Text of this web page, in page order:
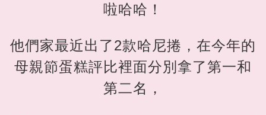
啦哈哈！
他們家最近出了2款哈尼捲，在今年的
母親節蛋糕評比裡面分別拿了第一和
第二名，